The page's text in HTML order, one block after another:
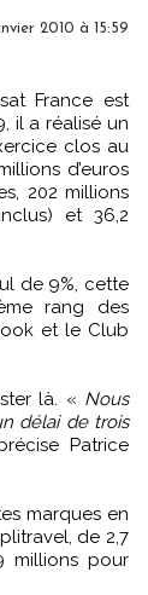
2010 à 15:59
il a réalisé un
clos au
d’euros
202 millions
et 36,2
de 9%, cette
rang des
et le Club
là. « Nous
délai de trois
Patrice
marques en
de 2,7
millions pour